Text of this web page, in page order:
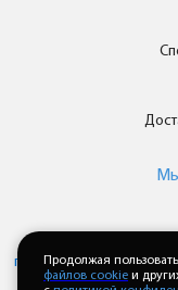
персональных данныхи
когда оставляете
Продолжая
файлов cookie и